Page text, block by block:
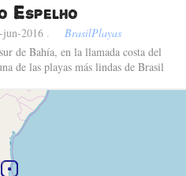
Espelho
jun-2016 .
BrasilPlayas
de Bahía, en la llamada costa del
de las playas más lindas de Brasil
do Espelho